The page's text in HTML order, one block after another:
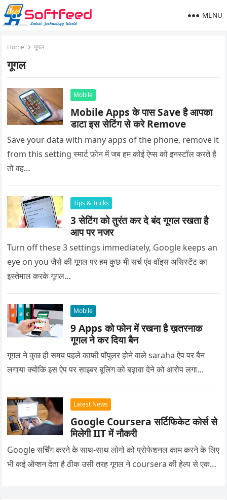
MENU
Home गूगल
गूगल
Mobile
Mobile Apps के पास Save है आपका
डाटा इस सेटिंग से करे Remove
Save your data with many apps of the phone, remove it
from this setting स्मार्ट फ़ोन में जब हम कोई ऐप्स को इनस्टॉल करते है
तो वह…
Tips & Tricks
3 सेटिंग को तुरंत कर दे बंद गूगल रखता है
आप पर नजर
Turn off these 3 settings immediately, Google keeps an
eye on you जैसे की गूगल पर हम कुछ भी सर्च एंव वॉइस असिस्टेंट का
इस्तेमाल करके गूगल…
Mobile
9 Apps को फोन में रखना है ख़तरनाक
गूगल ने कर दिया बैन
गूगल ने कुछ ही समय पहले काफी पॉपुलर होने वाले saraha ऐप पर बैन
लगाया क्योकि इस ऐप पर साइबर बूलिंग को बढ़ावा देने को आरोप लगा…
Latest News
Google Coursera सर्टिफिकेट कोर्स से
मिलेगी IIT में नौकरी
Google सर्चिंग करने के साथ-साथ लोगो को प्रोफेशनल काम करने के लिए
भी कई ऑप्शन देता है ठीक उसी तरह गूगल ने coursera की हेल्प से एक…